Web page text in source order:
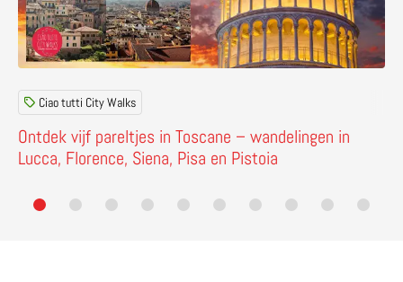
Ontdek vijf pareltjes in Toscane – wandelingen in
Lucca, Florence, Siena, Pisa en Pistoia
Ciao tutti City Walks